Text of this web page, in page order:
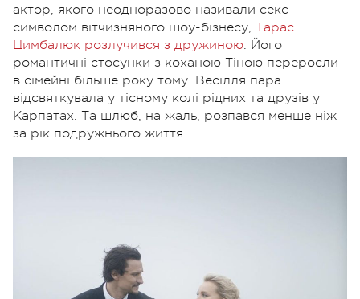
актор, якого неодноразово називали секс-
символом вітчизняного шоу-бізнесу, Тарас
Цимбалюк розлучився з дружиною. Його
романтичні стосунки з коханою Тіною переросли
в сімейні більше року тому. Весілля пара
відсвяткувала у тісному колі рідних та друзів у
Карпатах. Та шлюб, на жаль, розпався менше ніж
за рік подружнього життя.